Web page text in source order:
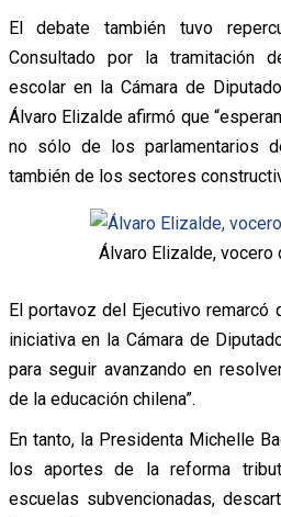
El debate también tuvo
Consultado por la tramitación
escolar en la Cámara de
Álvaro Elizalde afirmó que
no sólo de los parlamentarios
también de los sectores
Álvaro Elizalde, vocero
El portavoz del Ejecutivo remarcó
iniciativa en la Cámara de
para seguir avanzando en
de la educación chilena”.
En tanto, la Presidenta Michelle
los aportes de la reforma
escuelas subvencionadas,